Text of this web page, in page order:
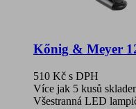
Kőnig & Meyer
510 Kč s DPH
Více jak 5 kusů
Všestranná LED